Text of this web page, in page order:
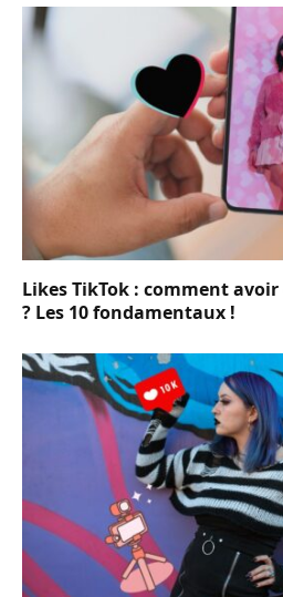
Likes TikTok : comment avoir
? Les 10 fondamentaux !